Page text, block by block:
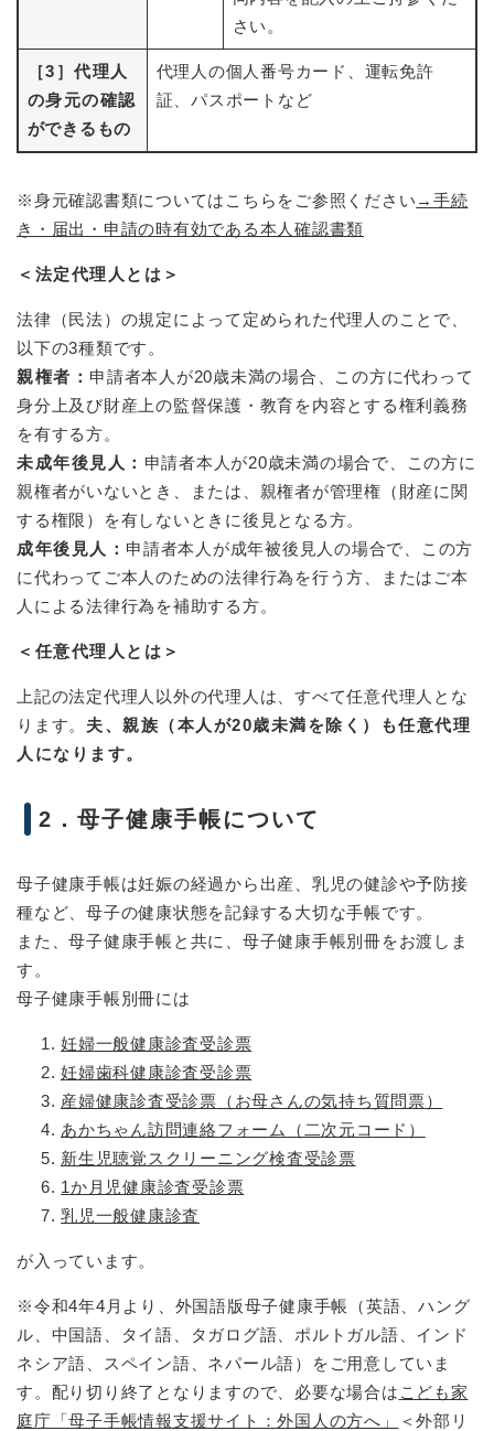
さい。
［3］代理人
の身元の確認
ができるもの
代理人の個人番号カード、運転免許
証、パスポートなど
※身元確認書類についてはこちらをご参照ください →手続
き・届出・申請の時有効である本人確認書類
＜法定代理人とは＞
法律（民法）の規定によって定められた代理人のことで、
以下の3種類です。
親権者： 申請者本人が20歳未満の場合、この方に代わって
身分上及び財産上の監督保護・教育を内容とする権利義務
を有する方。
未成年後見人： 申請者本人が20歳未満の場合で、この方に
親権者がいないとき、または、親権者が管理権（財産に関
する権限）を有しないときに後見となる方。
成年後見人： 申請者本人が成年被後見人の場合で、この方
に代わってご本人のための法律行為を行う方、またはご本
人による法律行為を補助する方。
＜任意代理人とは＞
上記の法定代理人以外の代理人は、すべて任意代理人とな
ります。 夫、親族（本人が20歳未満を除く）も任意代理
人になります。
2．母子健康手帳について
母子健康手帳は妊娠の経過から出産、乳児の健診や予防接
種など、母子の健康状態を記録する大切な手帳です。
また、母子健康手帳と共に、母子健康手帳別冊をお渡しま
す。
母子健康手帳別冊には
妊婦一般健康診査受診票
妊婦歯科健康診査受診票
産婦健康診査受診票 （お母さんの気持ち質問票）
あかちゃん訪問連絡フォーム（二次元コード）
新生児聴覚スクリーニング検査受診票
1か月児健康診査受診票
乳児一般健康診査
が入っています。
※令和4年4月より、外国語版母子健康手帳（英語、ハング
ル、中国語、タイ語、タガログ語、ポルトガル語、インド
ネシア語、スペイン語、ネパール語）をご用意していま
す。配り切り終了となりますので、必要な場合は こども家
庭庁「母子手帳情報支援サイト：外国人の方へ」
＜外部リ